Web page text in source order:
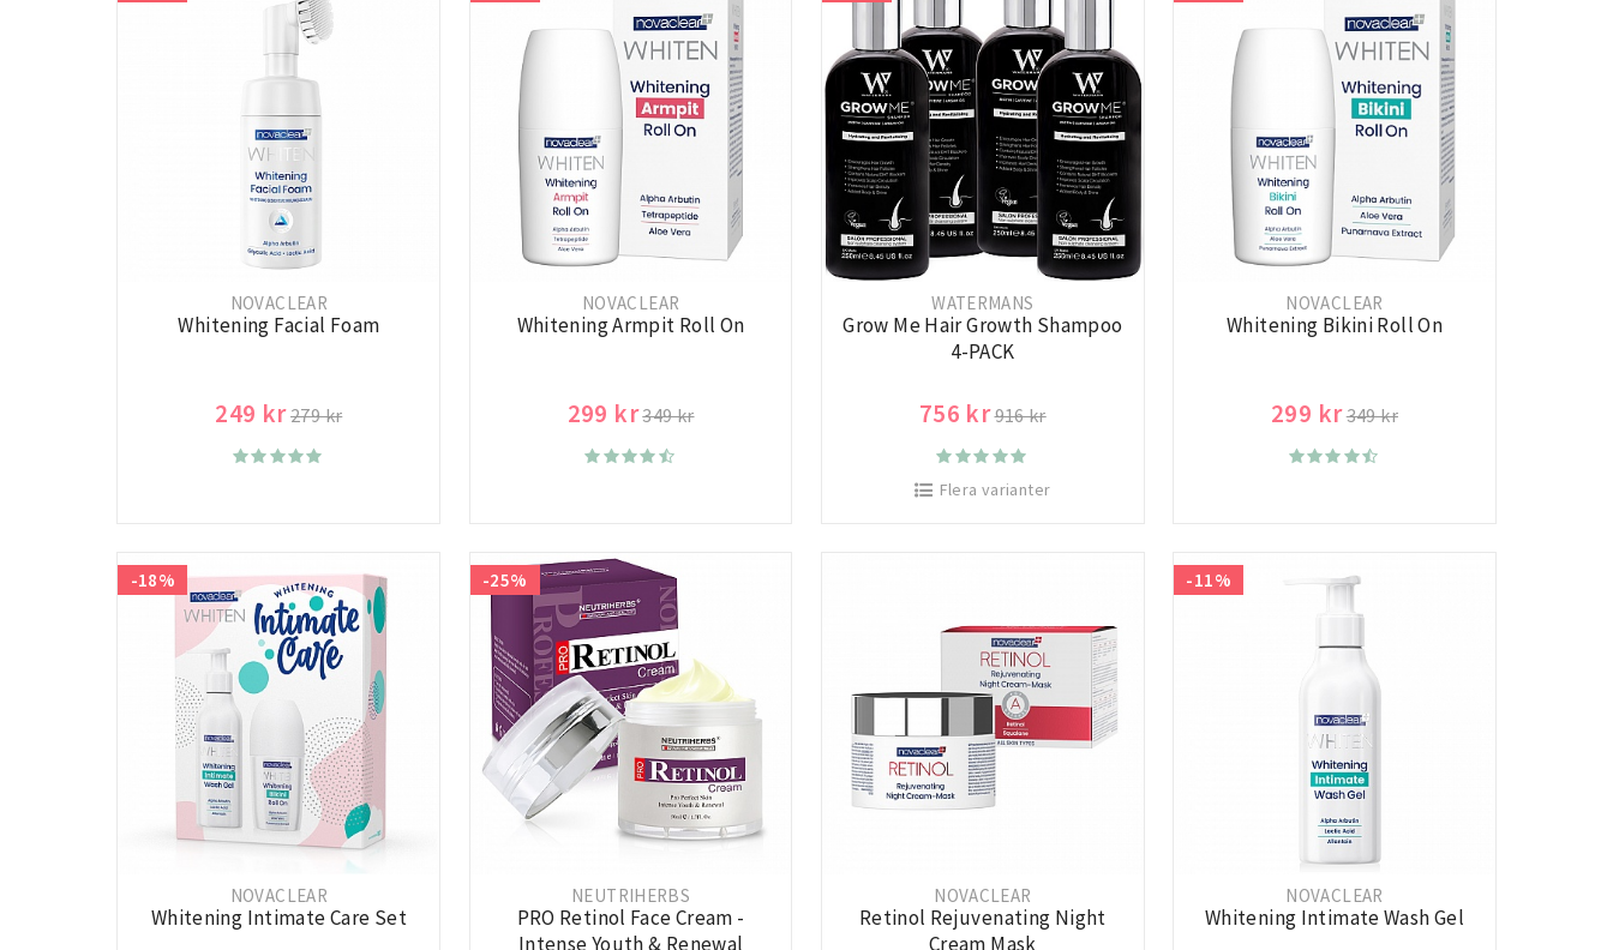
NOVACLEAR
Whitening Facial Foam
249 kr279 kr
NOVACLEAR
Whitening Armpit Roll On
299 kr349 kr
WATERMANS
Grow Me Hair Growth Shampoo
4-PACK
756 kr916 kr
Flera varianter
NOVACLEAR
Whitening Bikini Roll On
299 kr349 kr
-18%
NOVACLEAR
Whitening Intimate Care Set
-25%
NEUTRIHERBS
PRO Retinol Face Cream -
Intense Youth & Renewal
NOVACLEAR
Retinol Rejuvenating Night
Cream Mask
-11%
NOVACLEAR
Whitening Intimate Wash Gel